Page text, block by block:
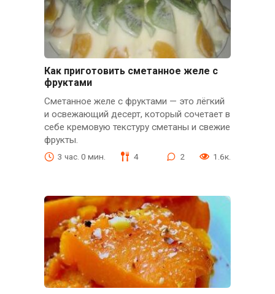
Как приготовить сметанное желе с
фруктами
Сметанное желе с фруктами — это лёгкий
и освежающий десерт, который сочетает в
себе кремовую текстуру сметаны и свежие
фрукты.
3 час. 0 мин. 4 2 1.6к.